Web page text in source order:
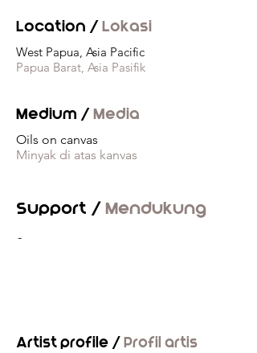
Location /Lokasi
West Papua, Asia Pacific
Papua Barat, Asia Pasifik
Medium /Media
Oils on canvas
Minyak di atas kanvas
Support /Mendukung
-
Artist profile /Profil artis